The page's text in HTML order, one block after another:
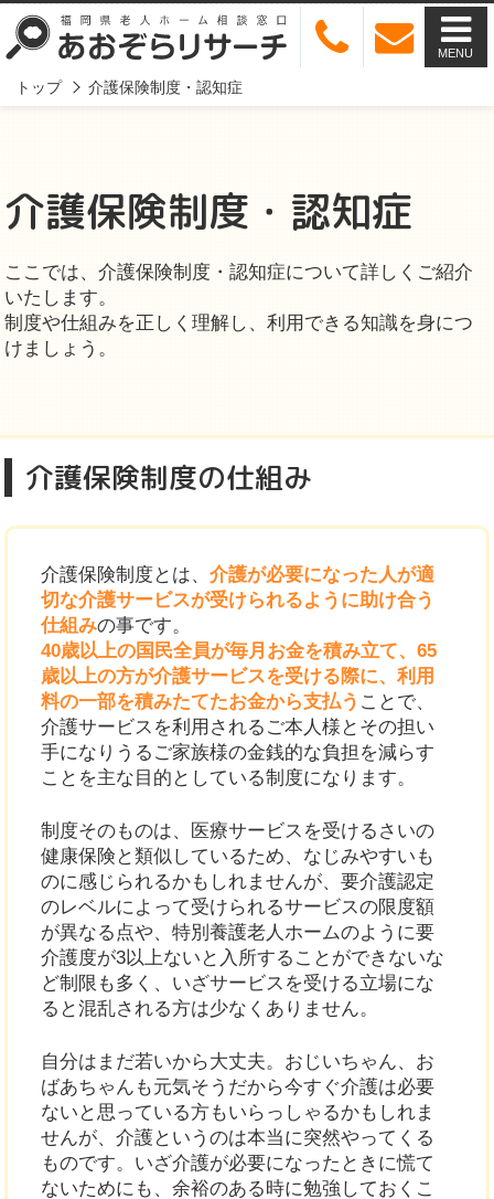
MENU
トップ 介護保険制度・認知症
介護保険制度・認知症
ここでは、介護保険制度・認知症について詳しくご紹介
いたします。
制度や仕組みを正しく理解し、利用できる知識を身につ
けましょう。
介護保険制度の仕組み
介護保険制度とは、介護が必要になった人が適
切な介護サービスが受けられるように助け合う
仕組みの事です。
40歳以上の国民全員が毎月お金を積み立て、65
歳以上の方が介護サービスを受ける際に、利用
料の一部を積みたてたお金から支払う ことで、
介護サービスを利用されるご本人様とその担い
手になりうるご家族様の金銭的な負担を減らす
ことを主な目的としている制度になります。
制度そのものは、医療サービスを受けるさいの
健康保険と類似しているため、なじみやすいも
のに感じられるかもしれませんが、要介護認定
のレベルによって受けられるサービスの限度額
が異なる点や、特別養護老人ホームのように要
介護度が3以上ないと入所することができないな
ど制限も多く、いざサービスを受ける立場にな
ると混乱される方は少なくありません。
自分はまだ若いから大丈夫。おじいちゃん、お
ばあちゃんも元気そうだから今すぐ介護は必要
ないと思っている方もいらっしゃるかもしれま
せんが、介護というのは本当に突然やってくる
ものです。いざ介護が必要になったときに慌て
ないためにも、余裕のある時に勉強しておくこ